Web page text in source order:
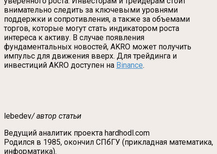
внимательно следить за ключевыми уровнями
поддержки и сопротивления, а также за объемами
торгов, которые могут стать индикатором роста
интереса к активу. В случае появления
фундаментальных новостей, AKRO может получить
импульс для движения вверх. Для трейдинга и
инвестиций AKRO доступен на Binance.
lebedev/ автор статьи
Ведущий аналитик проекта hardhodl.com
Родился в 1985, окончил СПбГУ (прикладная математика,
информатика).